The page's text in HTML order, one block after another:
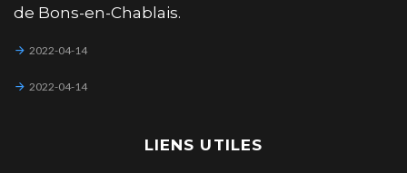
de Bons-en-Chablais.
2022-04-14
2022-04-14
LIENS UTILES